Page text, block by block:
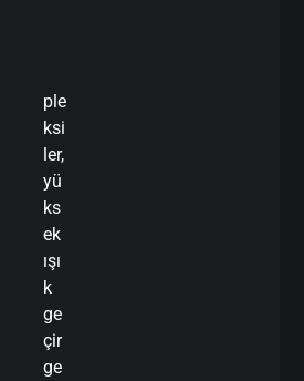
ple
ksi
ler,
yü
ks
ek
ışı
k
ge
çir
ge